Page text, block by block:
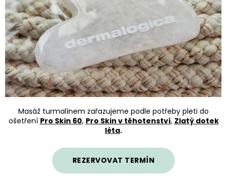
Masáž turmalínem zařazujeme podle potřeby pleti do
ošetření Pro Skin 60, Pro Skin v těhotenství, Zlatý dotek
léta.
REZERVOVAT TERMÍN